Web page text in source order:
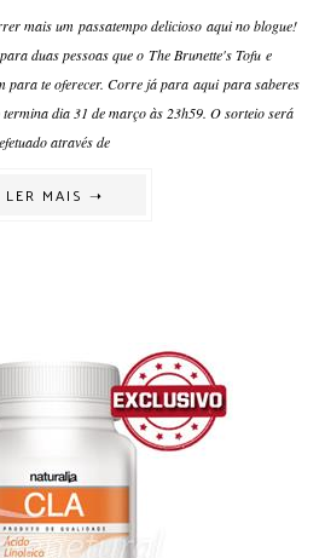
mais um passatempo delicioso aqui no blogue!
duas pessoas que o The Brunette's Tofu e
para te oferecer. Corre já para aqui para saberes
dia 31 de março às 23h59. O sorteio será
efetuado através de
LER MAIS ➝